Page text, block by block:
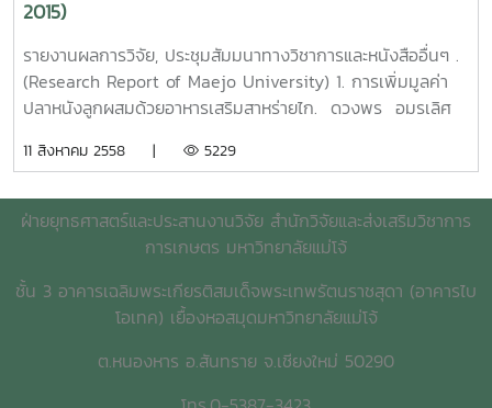
กิริยาในไปโอดีเซล รัชดาภรณ์ ปันทะรส รายงานผลการวิจัย
มหาวิทยาลัยแม่โจ้ 67 หน้า. เลขเรียกหนังสือ 2558 / 41
Synthesis of calcium silicate from golden apple snail
and rice husk to use as catalyst in biodiesel.
Ratchadaporn Puntharod Maejo University. 2015.
10. การหาสภาวะที่เหมาะสมในการอบแห้งต่อการสกัดสารต้าน
อนุมูลอิสระในชาสมุนไพร กาญจนา นาคประสม รายงานผลการ
วิจัยมหาวิทยาลัยแม่โจ้ 36 หน้า. เลขเรียกหนังสือ 2558 / 42
The Optimization of Drying Condition on Antioxidants
Extraction of herbal Tea from nelumbo nucifera
Gaertn Kanjana Narkprasom Maejo University.
2015. 11. การหาสภาวะที่เหมาะสมในการสกัดสารฟีโนลิกจาก
เมล็ดมะเกื๋ยงโดยวิธีไมโครเวฟร่วม และฤทธิ์ต้านอนุมูลอิสระ
นักรบ นาคประสม รายงานผลการวิจัยมหาวิทยาลัยแม่โจ้ 38
Headings and Library of Congress Subject Headings : a
Case Study of Terms Related to Main Subject Fields
and Their First Level of Narrower Terms [NT1] .
Sutham Umasangtongkul Maejo University. 2015. 6.
ฐานข้อมูลภาพยนตร์ดีเด่น : การพัฒนาคอลเลคชั่น งานเทคนิค
ห้องสมุดและการออกแบบโปรแกรมสืบค้นสารสนเทศภาพยนต์ สุ
ธรรม อุมาแสงทองกุล รายงานผลการวิจัยมหาวิทยาลัยแม่โจ้
125 หน้าเลขเรียกหนังสือ 2558 / 35 Best Motion
Picture Database : Collection Development, Library
Technical Work and Searching Design. Sutham
Umasangtongkul Maejo University. 2015.7. ระบบการ
อนุบาลปลาหนังลูกผสมในกระชังเชิงพาณิชย์ เกรียงศักดิ์ เม่
หนังสือ 2558 / ช40. 11
ประสิทธิภาพการผลิตข้าวของเกษตรกรในเขตภาคเหนือตอนบน
อารีย์ เชื้อเมืองพาน รายงานผลการวิจัยมหาวิทยาลัยแม่โจ้ 57
หน้า. เลขเรียกหนังสือ 2558 / 24Factors Enhancing
Efficiency of Farmer Production in Upper Northern
2015. 4. การบริหารจัดการลุ่มน้ำแม่ทาแบบบูรณาการเพื่อ
ทัย มิ่งธิพล รายงานผลการวิจัยมหาวิทยาลัยแม่โจ้ 204
หน้า. เลขเรียกหนังสือ 2558 / 25
Tha Integrated Watershed Management Model for
Drought and Flood Mitigation, Lumphun
5. การควบคุมทางชีวภาพของ
2015)
รายงานผลการวิจัย, ประชุมสัมมนาทางวิชาการและหนังสืออื่นๆ .
(Research Report of Maejo University) 1. การเพิ่มมูลค่า
ปลาหนังลูกผสมด้วยอาหารเสริมสาหร่ายไก. ดวงพร อมรเลิศ
เรียกหนังสือ 2558 / ช40. 10 Value added of hybrid
pellet feed. Doungporn Amornlerdpison. Maejo
University. 2015. 2. ผลของการใช้ prebiotic
[Oreochromis mossambicus x O.niloticus ] เพื่อเข้าสู่ระบบ
การผลิตที่เป็นมิตรต่อสิ่งแวดล้อม. เทพรัตน์ อึ้งเศรษฐพันธ์.
2558 / ช43. 10 Effect
of Prebiotic Probiotic and Synbiotic on Hybrid Red
11 สิงหาคม 2558 | 5229
ฝ่ายยุทธศาสตร์และประสานงานวิจัย สำนักวิจัยและส่งเสริมวิชาการ
การเกษตร มหาวิทยาลัยแม่โจ้
ชั้น 3 อาคารเฉลิมพระเกียรติสมเด็จพระเทพรัตนราชสุดา (อาคารไบ
โอเทค) เยื้องหอสมุดมหาวิทยาลัยแม่โจ้
ต.หนองหาร อ.สันทราย จ.เชียงใหม่ 50290